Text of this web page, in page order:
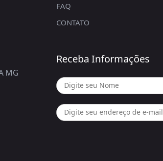
MG
FAQ
CONTATO
Receba Informações